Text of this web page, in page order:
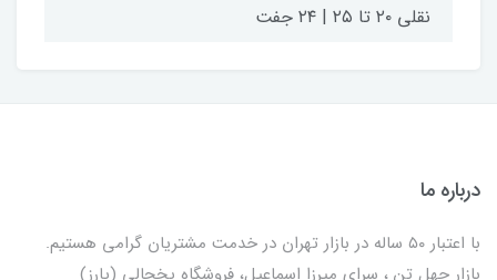
نقلی ۲۰ تا ۲۵ | ۲۴ جفت
درباره ما
با اعتبار ۵۰ ساله در بازار تهران در خدمت مشتریان گرامی هستیم.
بازار چهل تن ، سرای میرزا اسماعیل، فروشگاه یخچالی‌ (پارز)